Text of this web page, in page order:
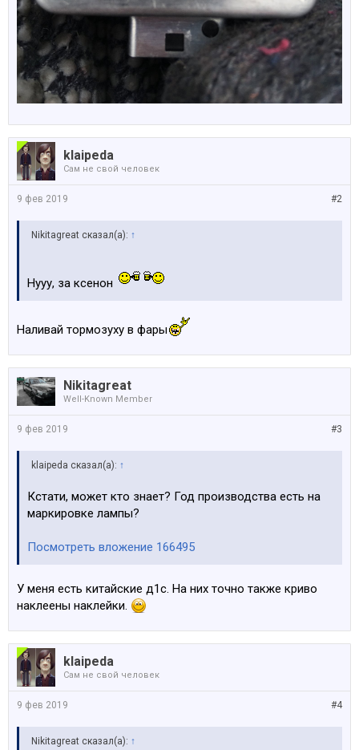
klaipeda
Сам не свой человек
#2
9 фев 2019
Nikitagreat сказал(а): ↑
Нууу, за ксенон
Наливай тормозуху в фары
Nikitagreat
Well-Known Member
#3
9 фев 2019
klaipeda сказал(а): ↑
Кстати, может кто знает? Год производства есть на
маркировке лампы?
Посмотреть вложение 166495
У меня есть китайские д1с. На них точно также криво
наклеены наклейки.
klaipeda
Сам не свой человек
#4
9 фев 2019
Nikitagreat сказал(а): ↑